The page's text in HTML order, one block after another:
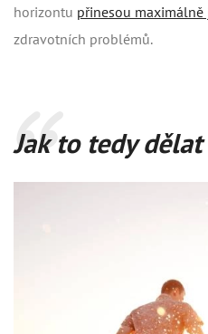
horizontu přinesou
zdravotních problémů.
Jak to tedy